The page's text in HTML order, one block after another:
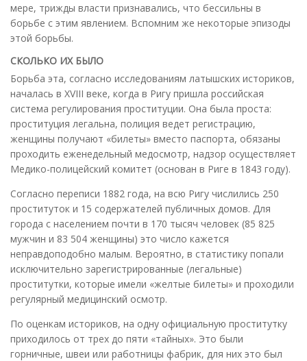
мере, трижды власти признавались, что бессильны в
борьбе с этим явлением. Вспомним же некоторые эпизоды
этой борьбы.
СКОЛЬКО ИХ БЫЛО
Борьба эта, согласно исследованиям латышских историков,
началась в XVIII веке, когда в Ригу пришла российская
система регулирования проституции. Она была проста:
проституция легальна, полиция ведет регистрацию,
женщины получают «билеты» вместо паспорта, обязаны
проходить еженедельный медосмотр, надзор осуществляет
Медико-полицейский комитет (основан в Риге в 1843 году).
Согласно переписи 1882 года, на всю Ригу числились 250
проституток и 15 содержателей публичных домов. Для
города с населением почти в 170 тысяч человек (85 825
мужчин и 83 504 женщины) это число кажется
неправдоподобно малым. Вероятно, в статистику попали
исключительно зарегистрированные (легальные)
проститутки, которые имели «желтые билеты» и проходили
регулярный медицинский осмотр.
По оценкам историков, на одну официальную проститутку
приходилось от трех до пяти «тайных». Это были
горничные, швеи или работницы фабрик, для них это был